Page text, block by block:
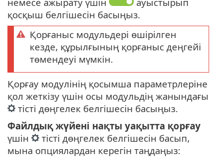
қосқыш белгішесін басыңыз.
Қорғаныс модульдері өшірілген
кезде, құрылғының қорғаныс деңгейі
төмендеуі мүмкін.
Қорғау модулінің қосымша параметрлеріне
қол жеткізу үшін осы модульдің жанындағы
тісті дөңгелек белгішесін басыңыз.
Файлдық жүйені нақты уақытта қорғау
үшін
тісті дөңгелек белгішесін басып,
мына опциялардан керегін таңдаңыз: